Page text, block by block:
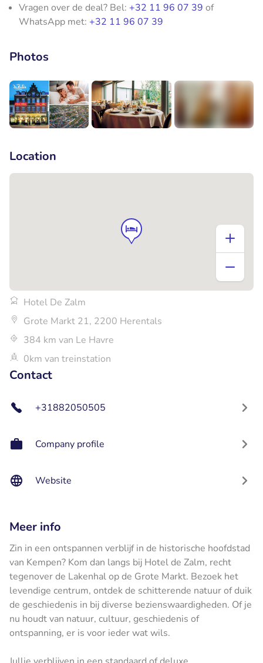
Vragen over de deal? Bel: +32 11 96 07 39 of
WhatsApp met: +32 11 96 07 39
Photos
Location
Hotel De Zalm
Grote Markt 21, 2200 Herentals
384 km van Le Havre
0km van treinstation
Contact
+31882050505
Company profile
Website
Meer info
Zin in een ontspannen verblijf in de historische hoofdstad
van Kempen? Kom dan langs bij Hotel de Zalm, recht
tegenover de Lakenhal op de Grote Markt. Bezoek het
levendige centrum, ontdek de schitterende natuur of duik
de geschiedenis in bij diverse bezienswaardigheden. Of je
nu houdt van natuur, cultuur, geschiedenis of
ontspanning, er is voor ieder wat wils.